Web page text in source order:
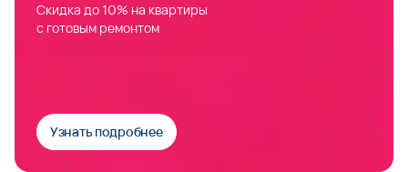
Скидка до 10% на квартиры
с готовым ремонтом
Узнать подробнее